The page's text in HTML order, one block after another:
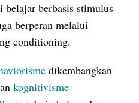
belajar berbasis stimulus
berperan melalui
conditioning.
dikembangkan
kognitivisme